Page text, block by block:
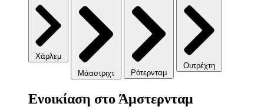
Χάρλεμ
Μάαστριχτ
Ρότερνταμ
Ουτρέχτη
Ενοικίαση στο Άμστερνταμ